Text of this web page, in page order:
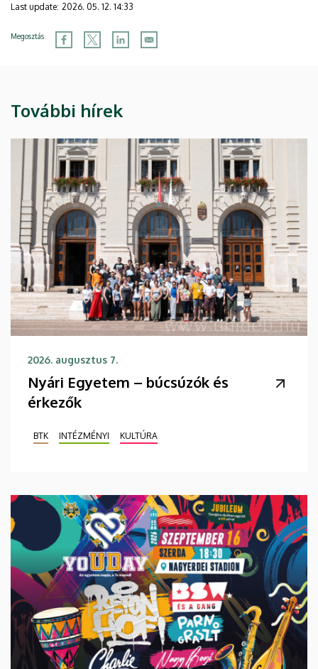
Last update: 2026. 05. 12. 14:33
Megosztás
További hírek
2026. augusztus 7.
Nyári Egyetem – búcsúzók és
érkezők
BTK INTÉZMÉNYI KULTÚRA